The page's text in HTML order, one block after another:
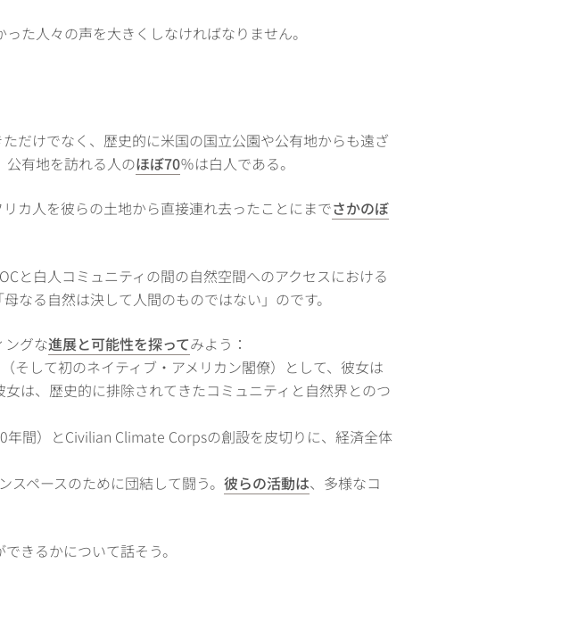
た人々の声を大きくしなければなりません。
ただけでなく、歴史的に米国の国立公園や公有地からも遠ざ
公有地を訪れる人のほぼ70％は白人である。
カ人を彼らの土地から直接連れ去ったことにまでさかのぼ
と白人コミュニティの間の自然空間へのアクセスにおける
なる自然は決して人間のものではない」のです。
ングな進展と可能性を探ってみよう：
そして初のネイティブ・アメリカン閣僚）として、彼女は
は、歴史的に排除されてきたコミュニティと自然界とのつ
間）とCivilian Climate Corpsの創設を皮切りに、経済全体
スペースのために団結して闘う。 彼らの活動は、多様なコ
きるかについて話そう。